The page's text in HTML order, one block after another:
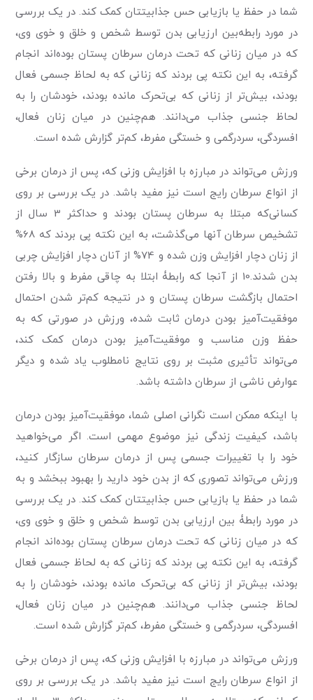
شما در حفظ یا بازیابی حس جذابیتتان کمک کند. در یک بررسی
در مورد رابطه‌بین ارزیابی بدن توسط شخص و خلق و خوی وی،
که در میان زنانی که تحت درمان سرطان پستان بوده‌اند انجام
گرفته، به این نکته پی بردند که زنانی که به لحاظ جسمی فعال
بودند، بیش‌تر از زنانی که بی‌تحرک مانده بودند، خودشان را به
لحاظ جنسی جذاب می‌دانند. هم‌چنین در میان زنان فعال،
افسردگی، سردرگمی و خستگی مفرط، کم‌تر گزارش شده است.
ورزش می‌تواند در مبارزه با افزایش وزنی که، پس از درمان برخی
از انواع سرطان رایج است نیز مفید باشد. در یک بررسی بر روی
کسانی‌که مبتلا به سرطان پستان بودند و حداکثر 3 سال از
تشخیص سرطان آنها می‌گذشت، به این نکته پی بردند که 68%
از زنان دچار افزایش وزن شده و 74% از آنان دچار افزایش چربی
بدن شدند.10 از آنجا که رابطۀ ابتلا به چاقی مفرط و بالا رفتن
احتمال بازگشت سرطان پستان و در نتیجه کم‌تر شدن احتمال
موفقیت‌آمیز بودن درمان ثابت شده، ورزش در صورتی که به
حفظ وزن مناسب و موفقیت‌آمیز بودن درمان کمک کند،
می‌تواند تأثیری مثبت بر روی نتایج نامطلوب یاد شده و دیگر
عوارض ناشی از سرطان داشته باشد.
با اینکه ممکن است نگرانی اصلی شما، موفقیت‌آمیز بودن درمان
باشد، کیفیت زندگی نیز موضوع مهمی است. اگر می‌خواهید
خود را با تغییرات جسمی پس از درمان سرطان سازگار کنید،
ورزش می‌تواند تصوری که از بدن خود دارید را بهبود ببخشد و به
شما در حفظ یا بازیابی حس جذابیتتان کمک کند. در یک بررسی
در مورد رابطۀ بین ارزیابی بدن توسط شخص و خلق و خوی وی،
که در میان زنانی که تحت درمان سرطان پستان بوده‌اند انجام
گرفته، به این نکته پی بردند که زنانی که به لحاظ جسمی فعال
بودند، بیش‌تر از زنانی که بی‌تحرک مانده بودند، خودشان را به
لحاظ جنسی جذاب می‌دانند. هم‌چنین در میان زنان فعال،
افسردگی، سردرگمی و خستگی مفرط، کم‌تر گزارش شده است.
ورزش می‌تواند در مبارزه با افزایش وزنی که، پس از درمان برخی
از انواع سرطان رایج است نیز مفید باشد. در یک بررسی بر روی